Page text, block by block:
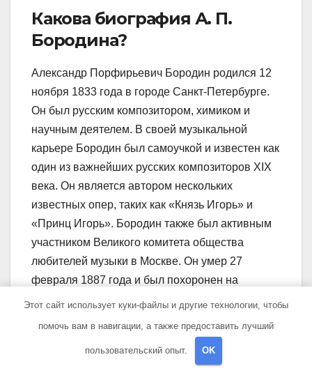
Какова биография А. П.
Бородина?
Александр Порфирьевич Бородин родился 12
ноября 1833 года в городе Санкт-Петербурге.
Он был русским композитором, химиком и
научным деятелем. В своей музыкальной
карьере Бородин был самоучкой и известен как
один из важнейших русских композиторов XIX
века. Он является автором нескольких
известных опер, таких как «Князь Игорь» и
«Принц Игорь». Бородин также был активным
участником Великого комитета общества
любителей музыки в Москве. Он умер 27
февраля 1887 года и был похоронен на
Тихвинском кладбище в Санкт-Петербурге.
Какое влияние оказал А. П.
Бородин на музыкальную
Этот сайт использует куки-файлы и другие технологии, чтобы
помочь вам в навигации, а также предоставить лучший
пользовательский опыт. OK